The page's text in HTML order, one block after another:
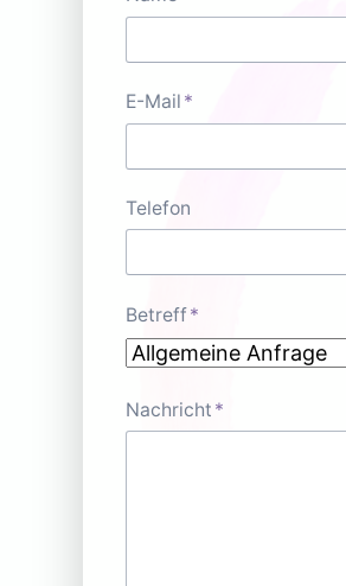
Pflichtfeld
E-Mail *
Telefon
Pflichtfeld
Betreff*
Pflichtfeld
Nachricht *